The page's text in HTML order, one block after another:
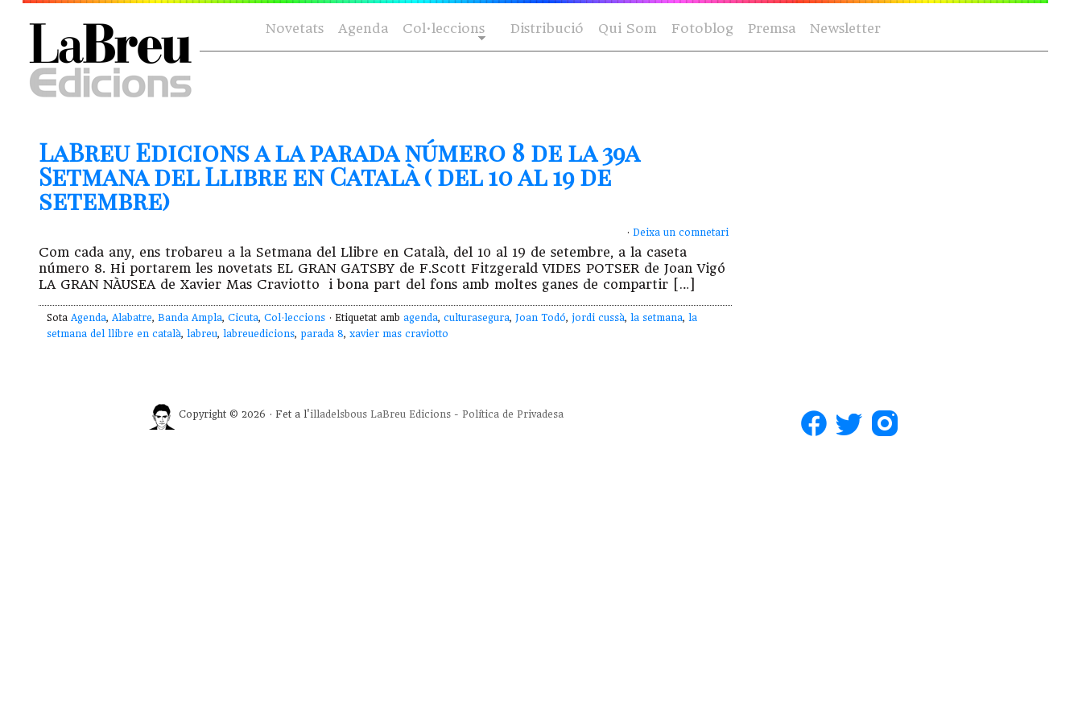
Novetats Agenda Col·leccions Distribució Qui Som Fotoblog Premsa Newsletter
LaBreu Edicions a la parada número 8 de la 39a
Setmana del Llibre en Català ( del 10 al 19 de
setembre)
· Deixa un comnetari
Com cada any, ens trobareu a la Setmana del Llibre en Català, del 10 al 19 de setembre, a la caseta
número 8. Hi portarem les novetats EL GRAN GATSBY de F.Scott Fitzgerald VIDES POTSER de Joan Vigó
LA GRAN NÀUSEA de Xavier Mas Craviotto i bona part del fons amb moltes ganes de compartir […]
Sota Agenda, Alabatre, Banda Ampla, Cicuta, Col·leccions · Etiquetat amb agenda, culturasegura, Joan Todó, jordi cussà, la setmana, la
setmana del llibre en català, labreu, labreuedicions, parada 8, xavier mas craviotto
Copyright © 2026 · Fet a l'illadelsbous LaBreu Edicions - Política de Privadesa